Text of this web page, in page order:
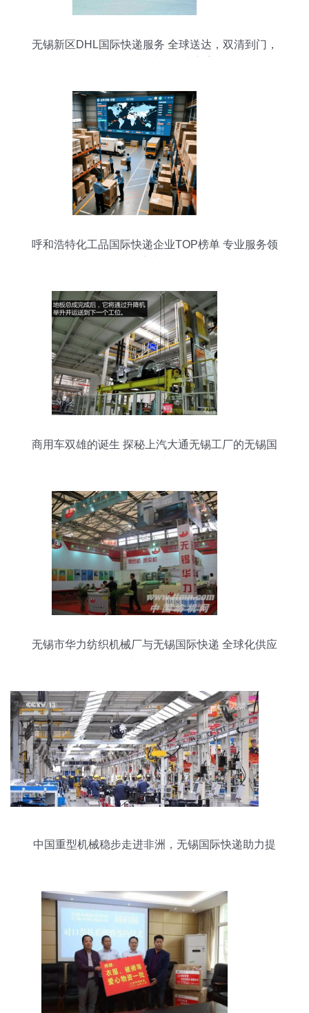
无锡新区DHL国际快递服务 全球送达，双清到门，
呼和浩特化工品国际快递企业TOP榜单 专业服务领
商用车双雄的诞生 探秘上汽大通无锡工厂的无锡国
无锡市华力纺织机械厂与无锡国际快递 全球化供应
中国重型机械稳步走进非洲，无锡国际快递助力提